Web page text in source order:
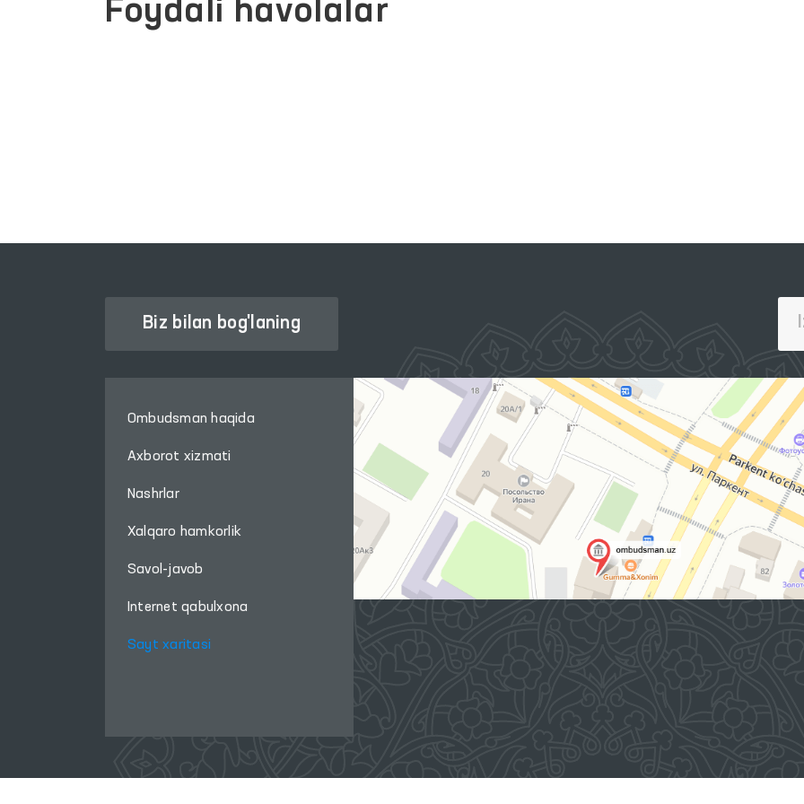
Foydali havolalar
Biz bilan bog'laning
Ombudsman haqida
Axborot xizmati
Nashrlar
Xalqaro hamkorlik
Savol-javob
Internet qabulxona
Sayt xaritasi